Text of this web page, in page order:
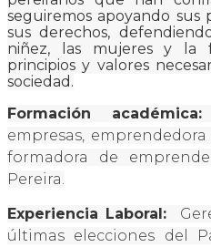
seguiremos apoyando sus
sus derechos,
niñez, las mujeres y la
principios y valores
sociedad.
Formación
empresas,
formadora de
Pereira.
Experiencia Laboral:
últimas elecciones del